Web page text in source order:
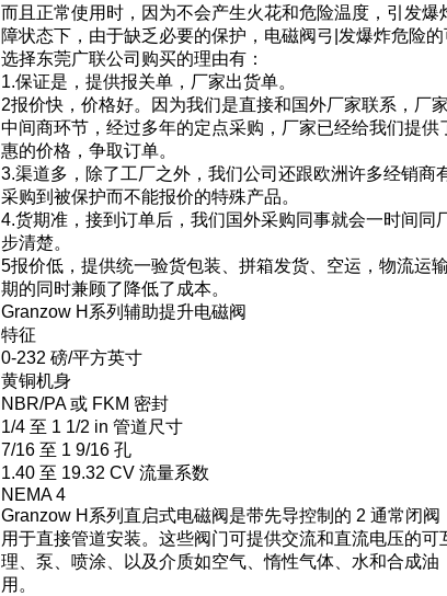
而且正常使用时，因为不会产生火花和危险温度，引发
障状态下，由于缺乏必要的保护，电磁阀弓|发爆炸危险的
选择东莞广联公司购买的理由有：
1.保证是，提供报关单，厂家出货单。
2报价快，价格好。因为我们是直接和国外厂家联系，厂
中间商环节，经过多年的定点采购，厂家已经给我们提
惠的价格，争取订单。
3.渠道多，除了工厂之外，我们公司还跟欧洲许多经销商
采购到被保护而不能报价的特殊产品。
4.货期准，接到订单后，我们国外采购同事就会一时间同
步清楚。
5报价低，提供统一验货包装、拼箱发货、空运，物流运
期的同时兼顾了降低了成本。
Granzow H系列辅助提升电磁阀
特征
0-232 磅/平方英寸
黄铜机身
NBR/PA 或 FKM 密封
1/4 至 1 1/2 in 管道尺寸
7/16 至 1 9/16 孔
1.40 至 19.32 CV 流量系数
NEMA 4
Granzow H系列直启式电磁阀是带先导控制的 2 通常闭
用于直接管道安装。这些阀门可提供交流和直流电压的
理、泵、喷涂、以及介质如空气、惰性气体、水和合成
用。